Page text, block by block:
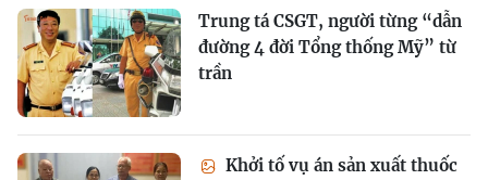
Trung tá CSGT, người từng “dẫn
đường 4 đời Tổng thống Mỹ” từ
trần
Khởi tố vụ án sản xuất thuốc